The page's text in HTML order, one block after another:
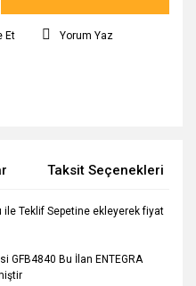
Et Yorum Yaz
Taksit Seçenekleri
ile Teklif Sepetine ekleyerek fiyat
GFB4840 Bu İlan ENTEGRA